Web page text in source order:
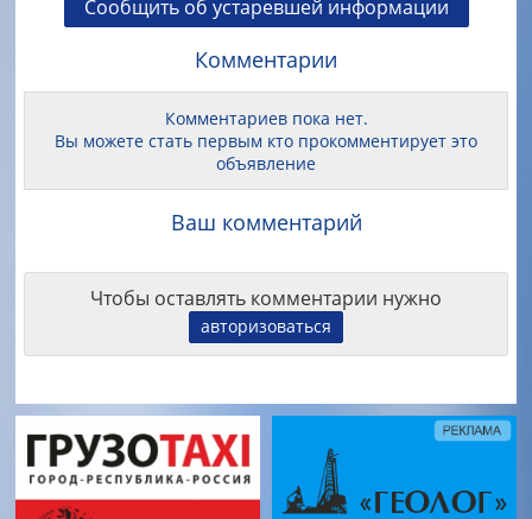
Сообщить об устаревшей информации
Комментарии
Комментариев пока нет.
Вы можете стать первым кто прокомментирует это
объявление
Ваш комментарий
Чтобы оставлять комментарии нужно
авторизоваться